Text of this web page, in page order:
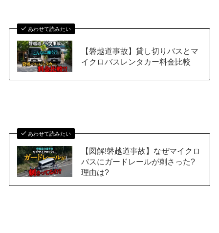
あわせて読みたい
【磐越道事故】貸し切りバスとマ
イクロバスレンタカー料金比較
あわせて読みたい
【図解!磐越道事故】なぜマイクロ
バスにガードレールが刺さった?
理由は?